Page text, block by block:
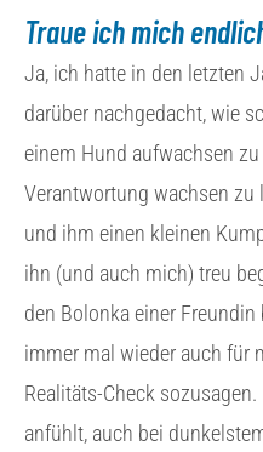
Traue ich mich
Ja, ich hatte in den letzten
darüber nachgedacht, wie
einem Hund aufwachsen
Verantwortung wachsen
und ihm einen kleinen
ihn (und auch mich) treu
den Bolonka einer
immer mal wieder auch für
Realitäts-Check
anfühlt, auch bei